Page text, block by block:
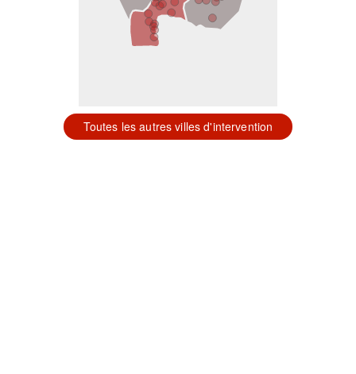
Toutes les autres villes d'intervention